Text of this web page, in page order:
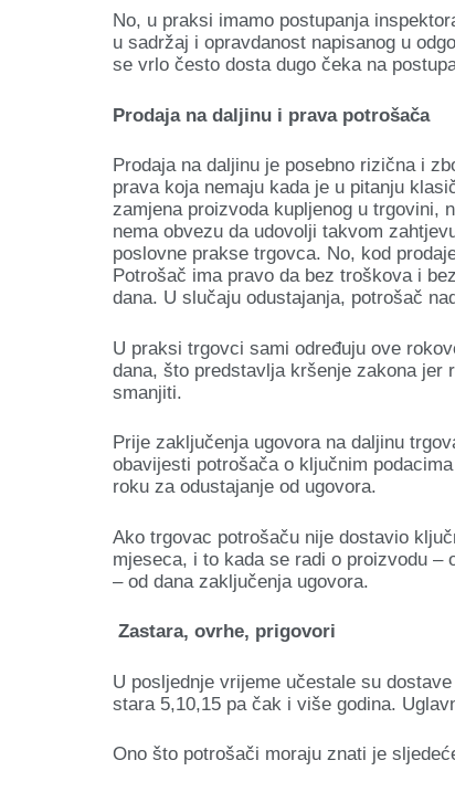
No, u praksi imamo postupanja
u sadržaj i opravdanost napisanog u
se vrlo često dosta dugo čeka na
Prodaja na daljinu i prava potrošača
Prodaja na daljinu je posebno rizična i
prava koja nemaju kada je u pitanju
zamjena proizvoda kupljenog u trgovini,
nema obvezu da udovolji takvom
poslovne prakse trgovca. No, kod
Potrošač ima pravo da bez troškova i
dana. U slučaju odustajanja, potrošač
U praksi trgovci sami određuju ove
dana, što predstavlja kršenje zakona jer
smanjiti.
Prije zaključenja ugovora na daljinu
obavijesti potrošača o ključnim
roku za odustajanje od ugovora.
Ako trgovac potrošaču nije dostavio
mjeseca, i to kada se radi o proizvodu
– od dana zaključenja ugovora.
Zastara, ovrhe, prigovori
U posljednje vrijeme učestale su
stara 5,10,15 pa čak i više godina.
Ono što potrošači moraju znati je